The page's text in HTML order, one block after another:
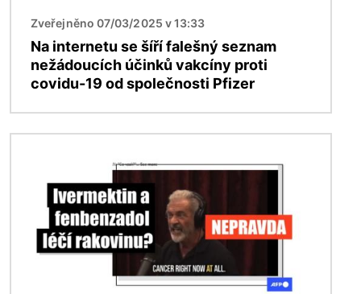
Zveřejněno 07/03/2025 v 13:33
Na internetu se šíří falešný seznam
nežádoucích účinků vakcíny proti
covidu-19 od společnosti Pfizer